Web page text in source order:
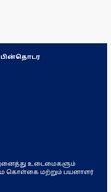
உடைமைகளும்
கொள்கை மற்றும் பயனாளர்